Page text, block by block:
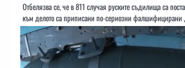
Отбелязва се, че в 811 случая руските съдилища са
към делото са приписани по-сериозни фалшифицирани